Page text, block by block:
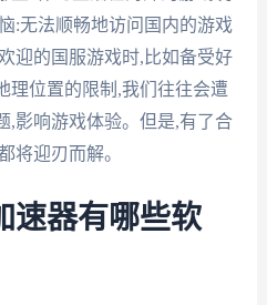
:无法顺畅地访问国内的游戏
迎的国服游戏时,比如备受好
理位置的限制,我们往往会遭
,影响游戏体验。但是,有了合
将迎刃而解。
速器有哪些软